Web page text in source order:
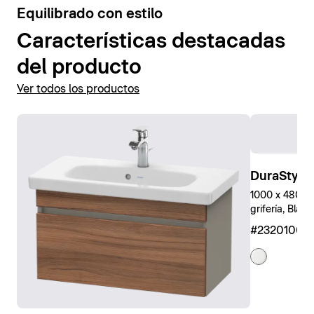
3
Equilibrado con estilo
Características destacadas
del producto
Ver todos los productos
DuraStyle
1000 x 480
grifería,